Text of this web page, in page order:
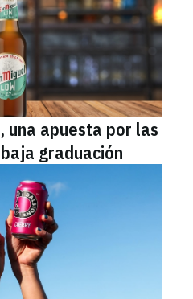
una apuesta por las
graduación